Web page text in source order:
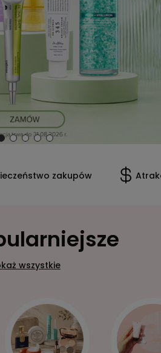
zakupów
wszystkie